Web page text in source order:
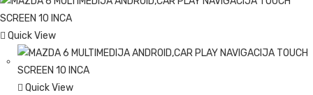
Quick View
Quick View